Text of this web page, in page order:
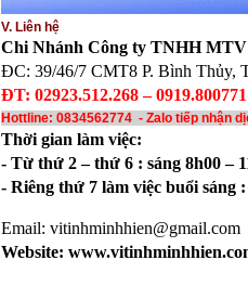
V. Liên hệ
Chi Nhánh Công ty TNHH
ĐC: 39/46/7 CMT8 P. Bình Thủy,
ĐT: 02923.512.268 –
Hottline: 0834562774 - Zalo tiếp nhận
Thời gian làm việc:
- Từ thứ 2 – thứ 6 : sáng 8h00 –
- Riêng thứ 7 làm việc buổi sáng :
Email: vitinhminhhien@gmail.com
Website: